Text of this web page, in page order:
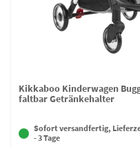
Kikkaboo Kinderwagen
faltbar Getränkehalter
Sofort versandfertig,
- 3 Tage